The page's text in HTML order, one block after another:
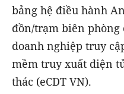
bảng hệ điều hành
đồn/trạm biên
doanh nghiệp truy
mềm truy xuất điện
thác (eCDT VN).